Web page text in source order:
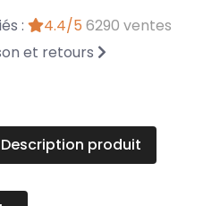
:
4.4/5 6290 ventes
et retours
Description produit